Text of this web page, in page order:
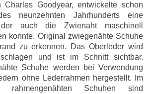
Charles Goodyear, entwickelte schon
neunzehnten Jahrhunderts eine
auch die Zwienaht maschinell
konnte. Original zwiegenähte Schuhe
zu erkennen. Das Oberleder wird
und ist im Schnitt sichtbar.
Schuhe werden bei Verwendung
ohne Lederrahmen hergestellt. Im
rahmengenähten Schuhen sind